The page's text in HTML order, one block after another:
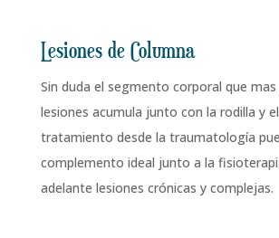
Lesiones de Columna
Sin duda el segmento corporal que
lesiones acumula junto con la rodilla y
tratamiento desde la traumatología
complemento ideal junto a la
adelante lesiones crónicas y complejas.